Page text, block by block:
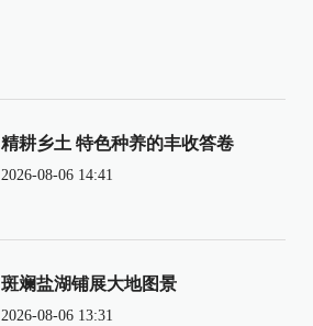
精耕乡土 特色种养的丰收答卷
2026-08-06 14:41
斑斓盐湖铺展大地图景
2026-08-06 13:31